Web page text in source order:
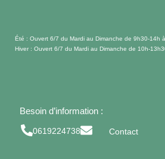
contenuÉté : Ouvert 6/7 du Mardi au Dimanche de 9h30-14h
Hiver : Ouvert 6/7 du Mardi au Dimanche de 10h-
Besoin d’information :
0619224738 Contact